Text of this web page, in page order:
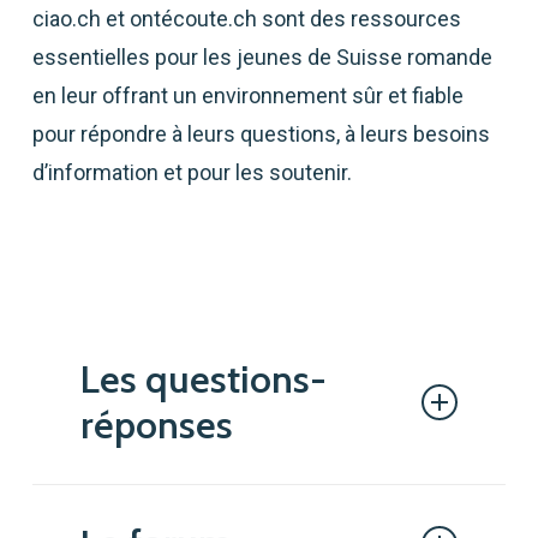
ciao.ch et ontécoute.ch sont des ressources
essentielles pour les jeunes de Suisse romande
en leur offrant un environnement sûr et fiable
pour répondre à leurs questions, à leurs besoins
d’information et pour les soutenir.
Les questions-
réponses